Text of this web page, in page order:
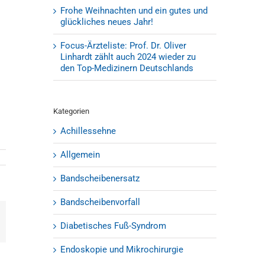
Frohe Weihnachten und ein gutes und
glückliches neues Jahr!
Focus-Ärzteliste: Prof. Dr. Oliver
Linhardt zählt auch 2024 wieder zu
den Top-Medizinern Deutschlands
Kategorien
Achillessehne
Allgemein
Bandscheibenersatz
Bandscheibenvorfall
Diabetisches Fuß-Syndrom
Endoskopie und Mikrochirurgie